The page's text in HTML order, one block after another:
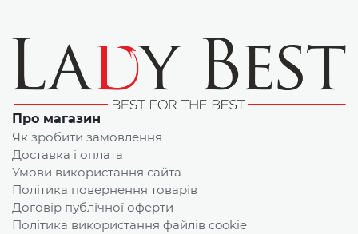
Про магазин
Як зробити замовлення
Доставка і оплата
Умови використання сайта
Політика повернення товарів
Договір публічної оферти
Політика використання файлів cookie